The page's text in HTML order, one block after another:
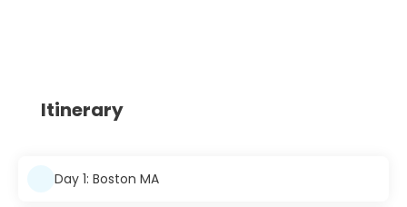
Itinerary
Day 1: Boston MA